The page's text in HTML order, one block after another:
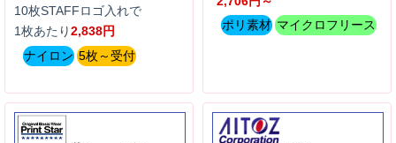
10枚STAFFロゴ入れで
1枚あたり2,838円
ナイロン 5枚～受付
ポリ素材 マイクロフリース